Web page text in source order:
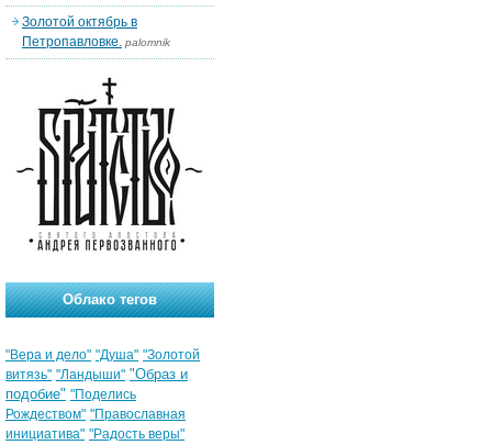
Золотой октябрь в
Петропавловке. palomnik
Облако тегов
"Вера и дело" "Душа" "Золотой
витязь" "Ландыши" "Образ и
подобие" "Поделись
Рождеством" "Православная
инициатива" "Радость веры"